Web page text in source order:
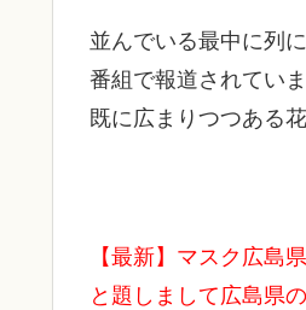
並んでいる最中に列
番組で報道されていま
既に広まりつつある
【最新】マスク広島
と題しまして広島県の